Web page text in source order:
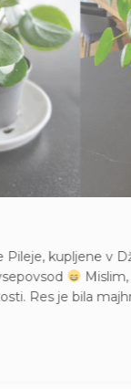
Pileje, kupljene v
Res je bila